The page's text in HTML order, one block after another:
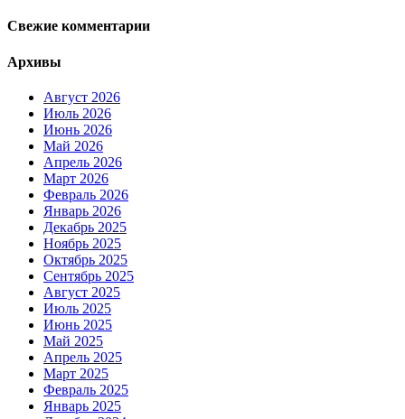
Свежие комментарии
Архивы
Август 2026
Июль 2026
Июнь 2026
Май 2026
Апрель 2026
Март 2026
Февраль 2026
Январь 2026
Декабрь 2025
Ноябрь 2025
Октябрь 2025
Сентябрь 2025
Август 2025
Июль 2025
Июнь 2025
Май 2025
Апрель 2025
Март 2025
Февраль 2025
Январь 2025